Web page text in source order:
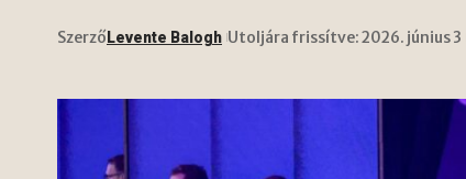
Szerző Levente Balogh Utoljára frissítve: 2026. június 3